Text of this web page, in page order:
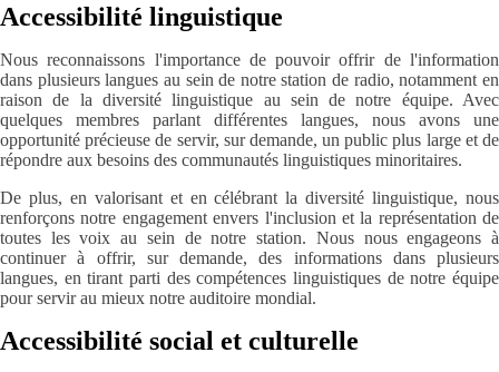
Accessibilité linguistique
Nous reconnaissons l'importance de pouvoir offrir de l'information
dans plusieurs langues au sein de notre station de radio, notamment en
raison de la diversité linguistique au sein de notre équipe. Avec
quelques membres parlant différentes langues, nous avons une
opportunité précieuse de servir, sur demande, un public plus large et de
répondre aux besoins des communautés linguistiques minoritaires.
De plus, en valorisant et en célébrant la diversité linguistique, nous
renforçons notre engagement envers l'inclusion et la représentation de
toutes les voix au sein de notre station. Nous nous engageons à
continuer à offrir, sur demande, des informations dans plusieurs
langues, en tirant parti des compétences linguistiques de notre équipe
pour servir au mieux notre auditoire mondial.
Accessibilité social et culturelle